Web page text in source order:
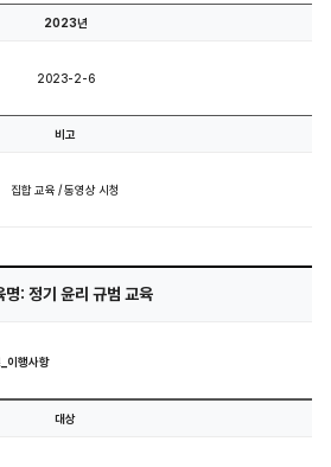
2023년
2023-2-6
비고
집합 교육 / 동영상 시청
명: 정기 윤리 규범 교육
이행사항
대상